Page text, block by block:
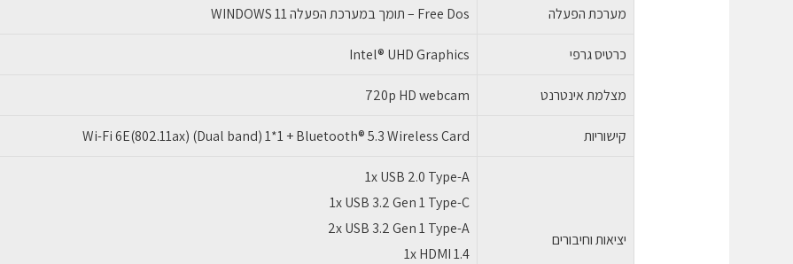
מערכת הפעלה Free Dos – תומך במערכת הפעלה WINDOWS 11
כרטיס גרפי Intel® UHD Graphics
מצלמת אינטרנט 720p HD webcam
קישוריות Wi-Fi 6E(802.11ax) (Dual band) 1*1 + Bluetooth® 5.3 Wireless Card
יציאות וחיבורים
1x USB 2.0 Type-A
1x USB 3.2 Gen 1 Type-C
2x USB 3.2 Gen 1 Type-A
1x HDMI 1.4